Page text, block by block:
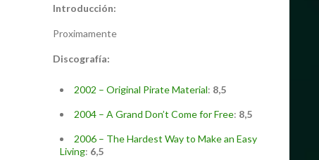
Introducción:
Proximamente
Discografía:
2002 – Original Pirate Material: 8,5
2004 – A Grand Don’t Come for Free: 8,5
2006 – The Hardest Way to Make an Easy
Living: 6,5